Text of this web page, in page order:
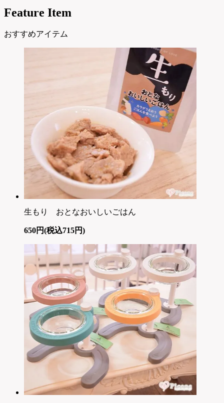
Feature Item
おすすめアイテム
生もり おとなおいしいごはん
650円(税込715円)